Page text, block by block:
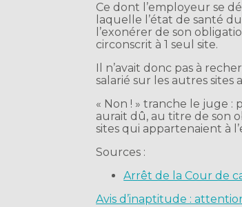
Ce dont l’employeur se
laquelle l’état de santé
l’exonérer de son
circonscrit à 1 seul site.
Il n’avait donc pas à
salarié sur les autres
« Non ! » tranche le juge :
aurait dû, au titre de son
sites qui appartenaient à
Sources :
Arrêt de la Cour de
Avis d’inaptitude :